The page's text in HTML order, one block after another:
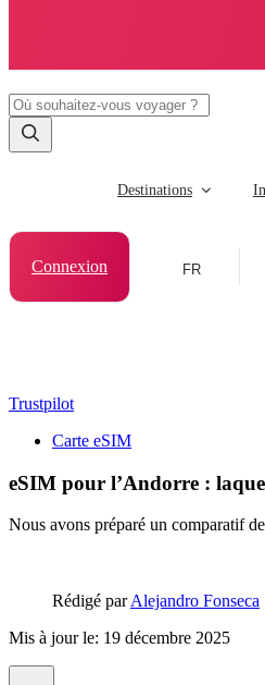
Destinations
Connexion FR
Trustpilot
Carte eSIM
eSIM pour l’Andorre :
Nous avons préparé un comparatif
Rédigé parAlejandro Fonseca
Mis à jour le: 19 décembre 2025